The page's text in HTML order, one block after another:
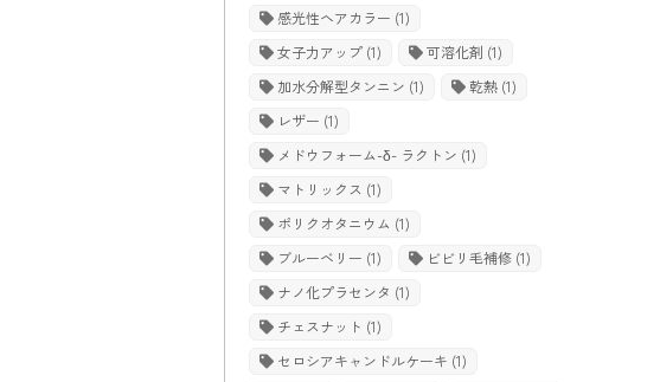
感光性ヘアカラー (1)
女子力アップ (1) 可溶化剤 (1)
加水分解型タンニン (1) 乾熱 (1)
レザー (1)
メドウフォーム-δ- ラクトン (1)
マトリックス (1)
ポリクオタニウム (1)
ブルーベリー (1) ビビリ毛補修 (1)
ナノ化プラセンタ (1)
チェスナット (1)
セロシアキャンドルケーキ (1)